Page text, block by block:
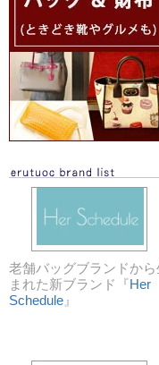
老舗バッグブランドから
まれた新ブランド『Her
Schedule 』